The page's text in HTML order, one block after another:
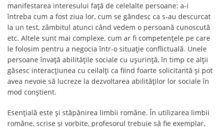
manifestarea interesului față de celelalte persoane: a-i
întreba cum a fost ziua lor, cum se gândesc ca s-au descurcat
la un test, zâmbitul atunci când vedem o persoană cunoscută
etc. Altele sunt mai complexe, cum ar fi competențele pe care
le folosim pentru a negocia într-o situație conflictuală. Unele
persoane învață abilitățile sociale cu ușurință, în timp ce alții
găsesc interacțiunea cu ceilalți ca fiind foarte solicitantă și pot
avea nevoie să lucreze la dezvoltarea abilităților lor sociale în
mod conștient.
Esențială este și stăpânirea limbii române. În utilizarea limbii
române, scrise și vorbite, profesorul trebuie să fie exemplar,